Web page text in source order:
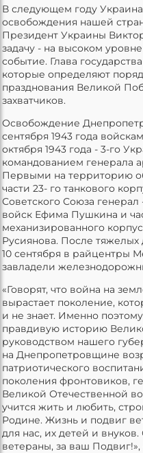
В следующем году
освобождения нашей
Президент Украины
задачу - на высоком
событие. Глава
которые определяют
празднования Великой
захватчиков.
Освобождение
сентября 1943 года
октября 1943 года - 3-го
командованием генерала
Первыми на территорию
части 23- го танкового
Советского Союза
войск Ефима Пушкина и
механизированного
Русиянова. После
10 сентября в райцентры
завладели
«Говорят, что война на
вырастает поколение,
и не знает. Именно
правдивую историю
руководством нашего
на Днепропетровщине
патриотического
поколения фронтовиков,
Великой Отечественной
учится жить и любить,
Родине. Жизнь и подвиг
для нас, их детей и
ветераны, за ваш